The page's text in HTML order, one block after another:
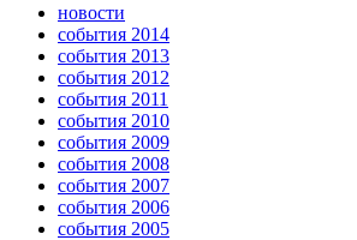
новости
события 2014
события 2013
события 2012
события 2011
события 2010
события 2009
события 2008
события 2007
события 2006
события 2005